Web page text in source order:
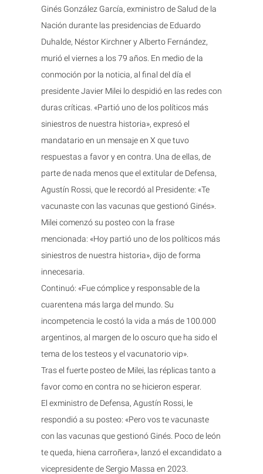
Ginés González García, exministro de Salud de la
Nación durante las presidencias de Eduardo
Duhalde, Néstor Kirchner y Alberto Fernández,
murió el viernes a los 79 años. En medio de la
conmoción por la noticia, al final del día el
presidente Javier Milei lo despidió en las redes con
duras críticas. «Partió uno de los políticos más
siniestros de nuestra historia», expresó el
mandatario en un mensaje en X que tuvo
respuestas a favor y en contra. Una de ellas, de
parte de nada menos que el extitular de Defensa,
Agustín Rossi, que le recordó al Presidente: «Te
vacunaste con las vacunas que gestionó Ginés».
Milei comenzó su posteo con la frase
mencionada: «Hoy partió uno de los políticos más
siniestros de nuestra historia», dijo de forma
innecesaria.
Continuó: «Fue cómplice y responsable de la
cuarentena más larga del mundo. Su
incompetencia le costó la vida a más de 100.000
argentinos, al margen de lo oscuro que ha sido el
tema de los testeos y el vacunatorio vip».
Tras el fuerte posteo de Milei, las réplicas tanto a
favor como en contra no se hicieron esperar.
El exministro de Defensa, Agustín Rossi, le
respondió a su posteo: «Pero vos te vacunaste
con las vacunas que gestionó Ginés. Poco de león
te queda, hiena carroñera», lanzó el excandidato a
vicepresidente de Sergio Massa en 2023.